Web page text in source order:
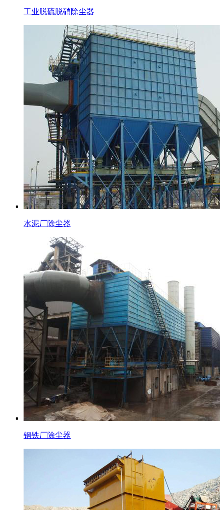
工业脱硫脱硝除尘器
水泥厂除尘器
钢铁厂除尘器